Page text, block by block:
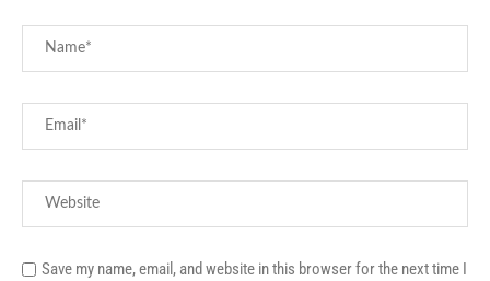
Save my name, email, and website in this browser for the next time I